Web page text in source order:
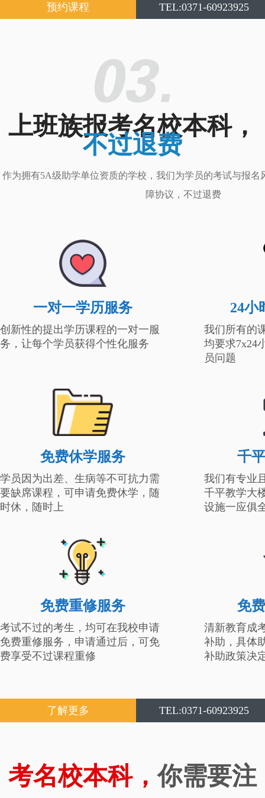
预约课程 TEL:0371-60923925
上班族报考名校本科，
不过退费
作为拥有5A级助学单位资质的学校，我们为学员的考试与报名
障协议，不过退费
一对一学历服务
创新性的提出学历课程的一对一服
务，让每个学员获得个性化服务
24小
我们所有的
均要求7x24
员问题
免费休学服务
学员因为出差、生病等不可抗力需
要缺席课程，可申请免费休学，随
时休，随时上
千
我们有专业
千平教学大
设施一应俱
免费重修服务
考试不过的考生，均可在我校申请
免费重修服务，申请通过后，可免
费享受不过课程重修
免
清新教育成
补助，具体
补助政策决
了解更多 TEL:0371-60923925
考名校本科，你需要注